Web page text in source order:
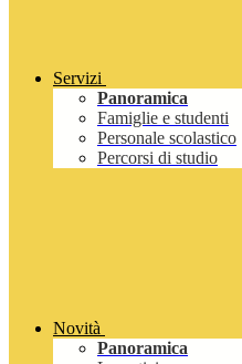
Servizi
Panoramica
Famiglie e studenti
Personale scolastico
Percorsi di studio
Novità
Panoramica